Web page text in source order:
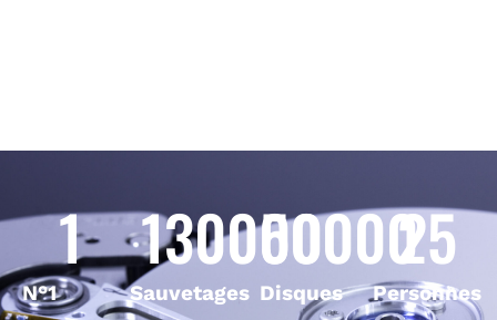
N°1
1
Sauvetages
130000
Disques
50000
Personnes
25